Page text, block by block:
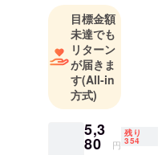
目標金額
未達でも
リターン
が届きま
す(All-in
方式)
5,3
80 円
残り
354